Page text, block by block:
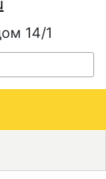
14/1